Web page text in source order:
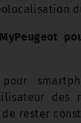
pour
des
de rester